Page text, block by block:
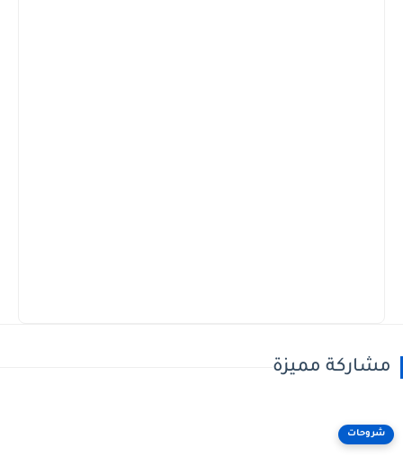
مشاركة مميزة
شروحات